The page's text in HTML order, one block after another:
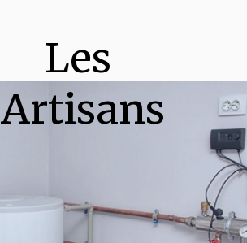
Les
Artisans